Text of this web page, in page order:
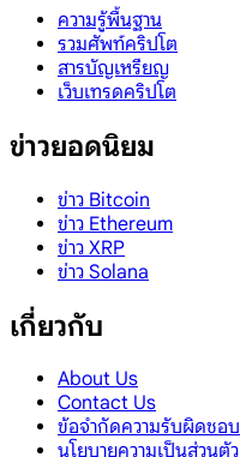
ความรู้พื้นฐาน
รวมศัพท์คริปโต
สารบัญเหรียญ
เว็บเทรดคริปโต
ข่าวยอดนิยม
ข่าว Bitcoin
ข่าว Ethereum
ข่าว XRP
ข่าว Solana
เกี่ยวกับ
About Us
Contact Us
ข้อจำกัดความรับผิดชอบ
นโยบายความเป็นส่วนตัว